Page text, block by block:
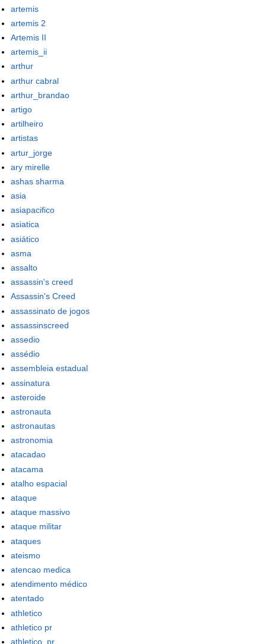
artemis
artemis 2
Artemis II
artemis_ii
arthur
arthur cabral
arthur_brandao
artigo
artilheiro
artistas
artur_jorge
ary mirelle
ashas sharma
asia
asiapacifico
asiatica
asiático
asma
assalto
assassin's creed
Assassin's Creed
assassinato de jogos
assassinscreed
assedio
assédio
assembleia estadual
assinatura
asteroide
astronauta
astronautas
astronomia
atacadao
atacama
atalho espacial
ataque
ataque massivo
ataque militar
ataques
ateismo
atencao medica
atendimento médico
atentado
athletico
athletico pr
athletico_pr